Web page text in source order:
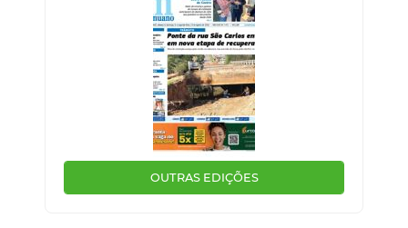
OUTRAS EDIÇÕES